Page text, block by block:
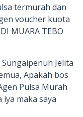
termurah dan
voucher kuota
MUARA TEBO
Jelita
Apakah bos
Pulsa Murah
iya maka saya